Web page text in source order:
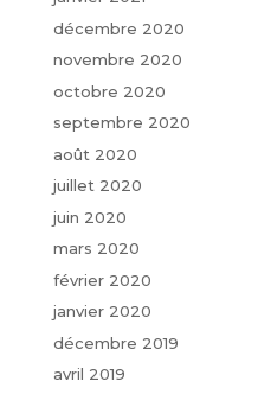
décembre 2020
novembre 2020
octobre 2020
septembre 2020
août 2020
juillet 2020
juin 2020
mars 2020
février 2020
janvier 2020
décembre 2019
avril 2019